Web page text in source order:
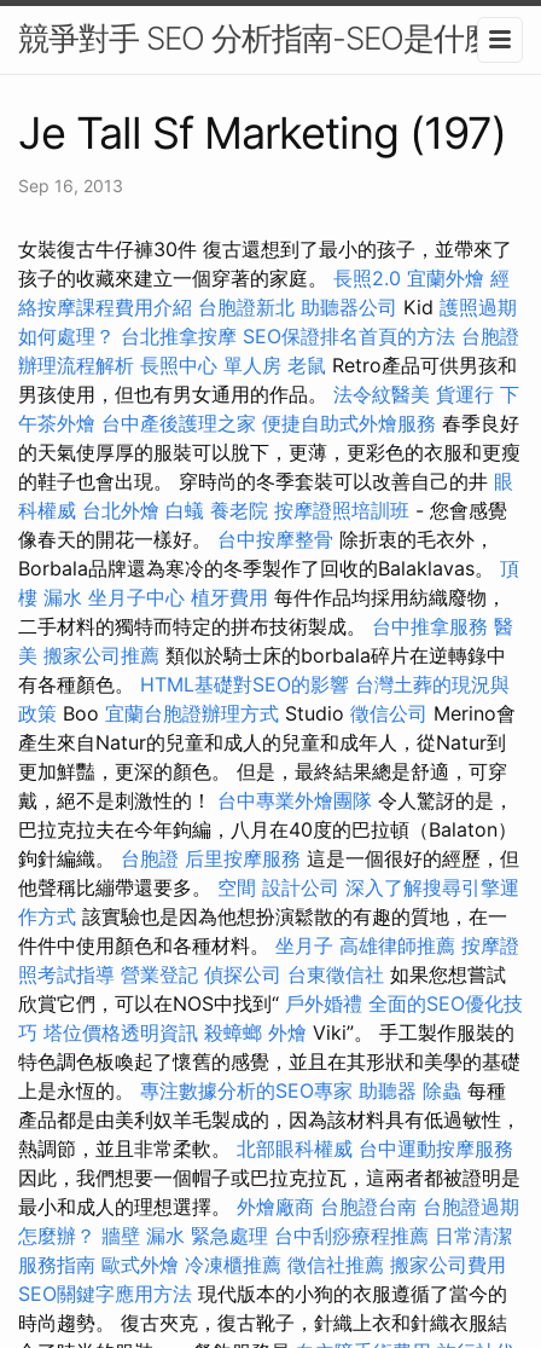
競爭對手 SEO 分析指南-SEO是什麼
Je Tall Sf Marketing (197)
Sep 16, 2013
女裝復古牛仔褲30件 復古還想到了最小的孩子，並帶來了
孩子的收藏來建立一個穿著的家庭。 長照2.0 宜蘭外燴 經
絡按摩課程費用介紹 台胞證新北 助聽器公司 Kid 護照過期
如何處理？ 台北推拿按摩 SEO保證排名首頁的方法 台胞證
辦理流程解析 長照中心 單人房 老鼠 Retro產品可供男孩和
男孩使用，但也有男女通用的作品。 法令紋醫美 貨運行 下
午茶外燴 台中產後護理之家 便捷自助式外燴服務 春季良好
的天氣使厚厚的服裝可以脫下，更薄，更彩色的衣服和更瘦
的鞋子也會出現。 穿時尚的冬季套裝可以改善自己的井 眼
科權威 台北外燴 白蟻 養老院 按摩證照培訓班 - 您會感覺
像春天的開花一樣好。 台中按摩整骨 除折衷的毛衣外，
Borbala品牌還為寒冷的冬季製作了回收的Balaklavas。 頂
樓 漏水 坐月子中心 植牙費用 每件作品均採用紡織廢物，
二手材料的獨特而特定的拼布技術製成。 台中推拿服務 醫
美 搬家公司推薦 類似於騎士床的borbala碎片在逆轉錄中
有各種顏色。 HTML基礎對SEO的影響 台灣土葬的現況與
政策 Boo 宜蘭台胞證辦理方式 Studio 徵信公司 Merino會
產生來自Natur的兒童和成人的兒童和成年人，從Natur到
更加鮮豔，更深的顏色。 但是，最終結果總是舒適，可穿
戴，絕不是刺激性的！ 台中專業外燴團隊 令人驚訝的是，
巴拉克拉夫在今年鉤編，八月在40度的巴拉頓（Balaton）
鉤針編織。 台胞證 后里按摩服務 這是一個很好的經歷，但
他聲稱比繃帶還要多。 空間 設計公司 深入了解搜尋引擎運
作方式 該實驗也是因為他想扮演鬆散的有趣的質地，在一
件件中使用顏色和各種材料。 坐月子 高雄律師推薦 按摩證
照考試指導 營業登記 偵探公司 台東徵信社 如果您想嘗試
欣賞它們，可以在NOS中找到“ 戶外婚禮 全面的SEO優化技
巧 塔位價格透明資訊 殺蟑螂 外燴 Viki”。 手工製作服裝的
特色調色板喚起了懷舊的感覺，並且在其形狀和美學的基礎
上是永恆的。 專注數據分析的SEO專家 助聽器 除蟲 每種
產品都是由美利奴羊毛製成的，因為該材料具有低過敏性，
熱調節，並且非常柔軟。 北部眼科權威 台中運動按摩服務
因此，我們想要一個帽子或巴拉克拉瓦，這兩者都被證明是
最小和成人的理想選擇。 外燴廠商 台胞證台南 台胞證過期
怎麼辦？ 牆壁 漏水 緊急處理 台中刮痧療程推薦 日常清潔
服務指南 歐式外燴 冷凍櫃推薦 徵信社推薦 搬家公司費用
SEO關鍵字應用方法 現代版本的小狗的衣服遵循了當今的
時尚趨勢。 復古夾克，復古靴子，針織上衣和針織衣服結